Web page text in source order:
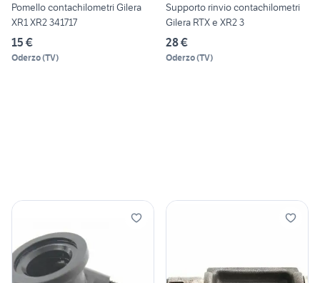
Pomello contachilometri Gilera
XR1 XR2 341717
15 €
Oderzo(TV)
Supporto rinvio contachilometri
Gilera RTX e XR2 3
28 €
Oderzo(TV)